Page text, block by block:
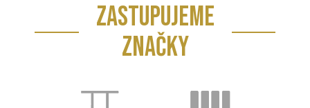
ZASTUPUJEME
ZNAČKY